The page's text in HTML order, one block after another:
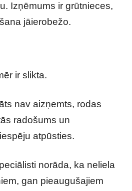
Izņēmums ir grūtnieces,
jāierobežo.
ir slikta.
nav aizņemts, rodas
radošums un
atpūsties.
norāda, ka neliela
gan pieaugušajiem